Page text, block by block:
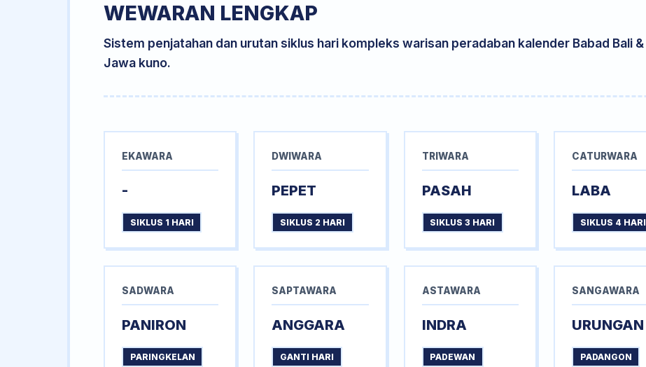
WEWARAN LENGKAP
Sistem penjatahan dan urutan siklus hari kompleks warisan peradaban kalender Babad Bali &
Jawa kuno.
EKAWARA
-
SIKLUS 1 HARI
DWIWARA
PEPET
SIKLUS 2 HARI
TRIWARA
PASAH
SIKLUS 3 HARI
CATURWARA
LABA
SIKLUS 4 HARI
SADWARA
PANIRON
PARINGKELAN
SAPTAWARA
ANGGARA
GANTI HARI
ASTAWARA
INDRA
PADEWAN
SANGAWARA
URUNGAN
PADANGON